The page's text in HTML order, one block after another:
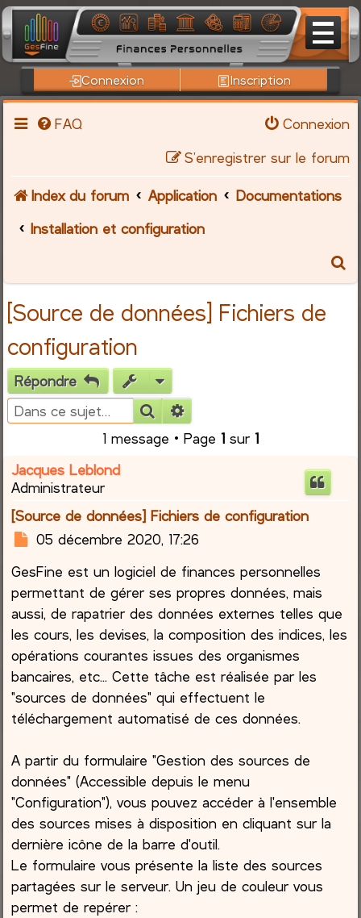
Connexion Inscription
FAQ
Connexion
S’enregistrer sur le forum
Index du forum Application
Documentations
Installation et configuration
[Source de données] Fichiers de
configuration
Répondre
Rechercher
1 message • Page 1 sur 1
Jacques Leblond
Administrateur
[Source de données] Fichiers de configuration
M
s
s
a
e
05 décembre 2020, 17:26
GesFine est un logiciel de finances personnelles
permettant de gérer ses propres données, mais
aussi, de rapatrier des données externes telles que
les cours, les devises, la composition des indices, les
opérations courantes issues des organismes
bancaires, etc... Cette tâche est réalisée par les
"sources de données" qui effectuent le
téléchargement automatisé de ces données.
A partir du formulaire "Gestion des sources de
données" (Accessible depuis le menu
"Configuration"), vous pouvez accéder à l'ensemble
des sources mises à disposition en cliquant sur la
dernière icône de la barre d'outil.
Le formulaire vous présente la liste des sources
partagées sur le serveur. Un jeu de couleur vous
permet de repérer :